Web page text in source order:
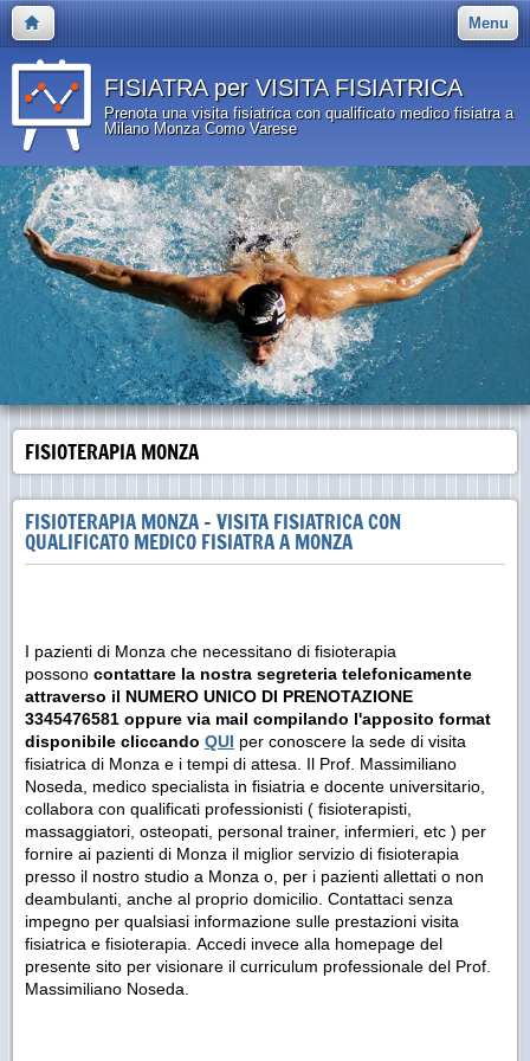
Menu
FISIATRA per VISITA FISIATRICA
Prenota una visita fisiatrica con qualificato medico fisiatra a
Milano Monza Como Varese
FISIOTERAPIA MONZA
FISIOTERAPIA MONZA - VISITA FISIATRICA CON
QUALIFICATO MEDICO FISIATRA A MONZA
I pazienti di Monza che necessitano di fisioterapia
possono contattare la nostra segreteria telefonicamente
attraverso il NUMERO UNICO DI PRENOTAZIONE
3345476581 oppure via mail compilando l'apposito format
disponibile cliccando QUI per conoscere la sede di visita
fisiatrica di Monza e i tempi di attesa. Il Prof. Massimiliano
Noseda, medico specialista in fisiatria e docente universitario,
collabora con qualificati professionisti ( fisioterapisti,
massaggiatori, osteopati, personal trainer, infermieri, etc ) per
fornire ai pazienti di Monza il miglior servizio di fisioterapia
presso il nostro studio a Monza o, per i pazienti allettati o non
deambulanti, anche al proprio domicilio. Contattaci senza
impegno per qualsiasi informazione sulle prestazioni visita
fisiatrica e fisioterapia. Accedi invece alla homepage del
presente sito per visionare il curriculum professionale del Prof.
Massimiliano Noseda.